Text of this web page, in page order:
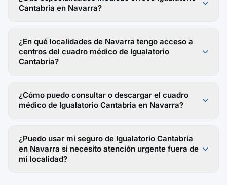
Cantabria en Navarra?
¿En qué localidades de Navarra tengo acceso a
centros del cuadro médico de Igualatorio
Cantabria?
¿Cómo puedo consultar o descargar el cuadro
médico de Igualatorio Cantabria en Navarra?
¿Puedo usar mi seguro de Igualatorio Cantabria
en Navarra si necesito atención urgente fuera de
mi localidad?